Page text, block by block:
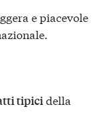
e piacevole
tipicidella